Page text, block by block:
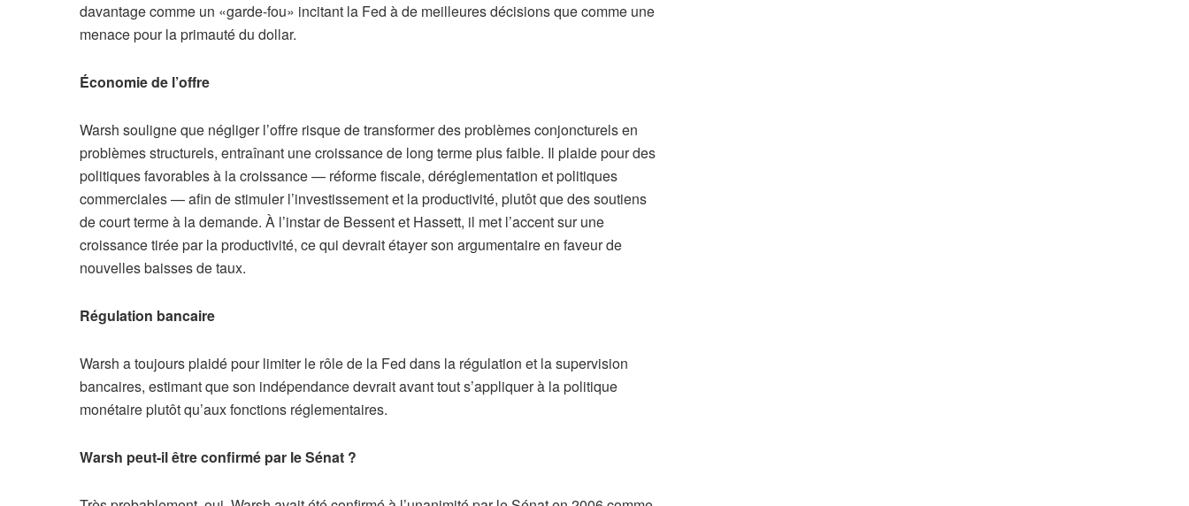
davantage comme un «garde-fou» incitant la Fed à de meilleures décisions que comme une
menace pour la primauté du dollar.
Économie de l’offre
Warsh souligne que négliger l’offre risque de transformer des problèmes conjoncturels en
problèmes structurels, entraînant une croissance de long terme plus faible. Il plaide pour des
politiques favorables à la croissance — réforme fiscale, déréglementation et politiques
commerciales — afin de stimuler l’investissement et la productivité, plutôt que des soutiens
de court terme à la demande. À l’instar de Bessent et Hassett, il met l’accent sur une
croissance tirée par la productivité, ce qui devrait étayer son argumentaire en faveur de
nouvelles baisses de taux.
Régulation bancaire
Warsh a toujours plaidé pour limiter le rôle de la Fed dans la régulation et la supervision
bancaires, estimant que son indépendance devrait avant tout s’appliquer à la politique
monétaire plutôt qu’aux fonctions réglementaires.
Warsh peut-il être confirmé par le Sénat ?